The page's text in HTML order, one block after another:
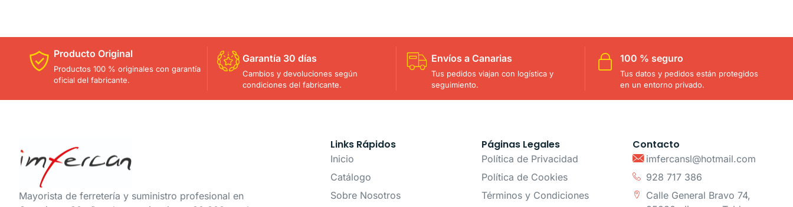
Producto Original
Productos 100 % originales con garantía
oficial del fabricante.
Garantía 30 días
Cambios y devoluciones según
condiciones del fabricante.
Envíos a Canarias
Tus pedidos viajan con logística y
seguimiento.
100 % seguro
Tus datos y pedidos están protegidos
en un entorno privado.
Mayorista de ferretería y suministro profesional en
Links Rápidos
Inicio
Catálogo
Sobre Nosotros
Páginas Legales
Política de Privacidad
Política de Cookies
Términos y Condiciones
Contacto
imfercansl@hotmail.com
928 717 386
Calle General Bravo 74,